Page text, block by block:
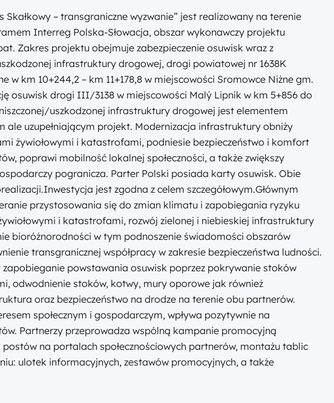
Skałkowy – transgraniczne wyzwanie” jest realizowany na terenie
Interreg Polska-Słowacja, obszar wykonawczy projektu
Zakres projektu obejmuje zabezpieczenie osuwisk wraz z
infrastruktury drogowej, drogi powiatowej nr 1638K
w km 10+244,2 – km 11+178,8 w miejscowości Sromowce Niżne gm.
osuwisk drogi III/3138 w miejscowości Malý Lipník w km 5+856 do
uszkodzonej infrastruktury drogowej jest elementem
ale uzupełniającym projekt. Modernizacja infrastruktury obniży
żywiołowymi i katastrofami, podniesie bezpieczeństwo i komfort
poprawi mobilność lokalnej społeczności, a także zwiększy
pogranicza. Parter Polski posiada karty osuwisk. Obie
jest zgodna z celem szczegółowym.Głównym
przystosowania się do zmian klimatu i zapobiegania ryzyku
i katastrofami, rozwój zielonej i niebieskiej infrastruktury
bioróżnorodności w tym podnoszenie świadomości obszarów
transgranicznej współpracy w zakresie bezpieczeństwa ludności.
powstawania osuwisk poprzez pokrywanie stoków
odwodnienie stoków, kotwy, mury oporowe jak również
oraz bezpieczeństwo na drodze na terenie obu partnerów.
społecznym i gospodarczym, wpływa pozytywnie na
Partnerzy przeprowadza wspólną kampanie promocyjną
na portalach społecznościowych partnerów, montażu tablic
ulotek informacyjnych, zestawów promocyjnych, a także